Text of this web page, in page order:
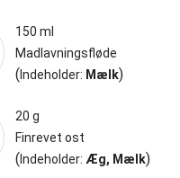
150 ml
Madlavningsfløde
(Indeholder: Mælk)
20 g
Finrevet ost
(Indeholder: Æg, Mælk)